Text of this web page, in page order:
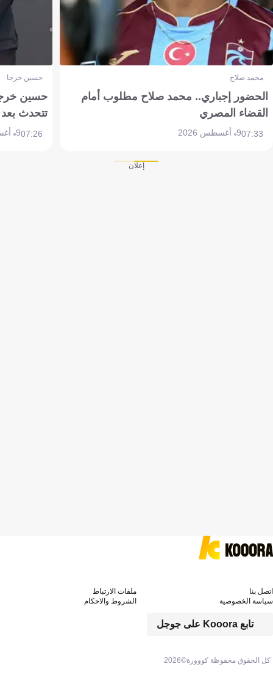
محمد صلاح
الحضور إجباري.. محمد صلاح مطلوب أمام
القضاء المصري
07:339 أغسطس 2026
حسين خرجا
حسين
تتحدث
07:269 أغسطس 2026
إعلان
كل الحقوق محفوظة كووورة©2026
تابع Kooora على جوجل
اتصل بنا
ملفات الارتباط
سياسة الخصوصية
الشروط والاحكام